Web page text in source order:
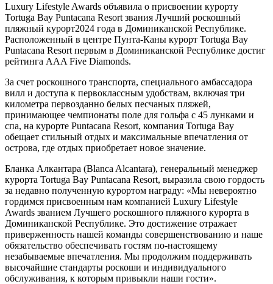
Luxury Lifestyle Awards объявила о присвоении курорту
Tortuga Bay Puntacana Resort звания Лучший роскошный
пляжный курорт2024 года в Доминиканской Республике.
Расположенный в центре Пунта-Каны курорт Tortuga Bay
Puntacana Resort первым в Доминиканской Республике достиг
рейтинга AAA Five Diamonds.
За счет роскошного транспорта, специального амбассадора
вилл и доступа к первоклассным удобствам, включая три
километра первозданно белых песчаных пляжей,
принимающее чемпионаты поле для гольфа с 45 лунками и
спа, на курорте Puntacana Resort, компания Tortuga Bay
обещает стильный отдых и максимальные впечатления от
острова, где отдых приобретает новое значение.
Бланка Алкантара (Blanca Alcantara), генеральный менеджер
курорта Tortuga Bay Puntacana Resort, выразила свою гордость
за недавно полученную курортом награду: «Мы невероятно
гордимся присвоенным нам компанией Luxury Lifestyle
Awards званием Лучшего роскошного пляжного курорта в
Доминиканской Республике. Это достижение отражает
приверженность нашей команды совершенствованию и наше
обязательство обеспечивать гостям по-настоящему
незабываемые впечатления. Мы продолжим поддерживать
высочайшие стандарты роскоши и индивидуального
обслуживания, к которым привыкли наши гости».